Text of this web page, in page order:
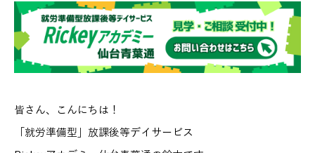
皆さん、こんにちは！
「就労準備型」放課後等デイサービス